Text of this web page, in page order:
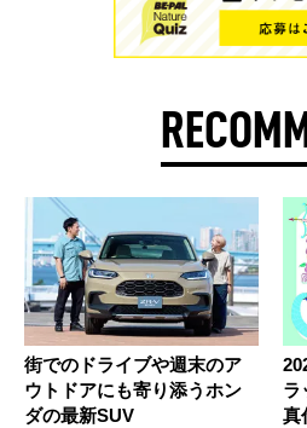
街でのドライブや週末のア
ウトドアにも寄り添うホン
ダの最新SUV
ラ
真